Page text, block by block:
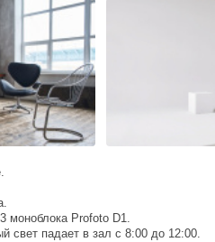
моноблока Profoto D1.
свет падает в зал с 8:00 до 12:00.